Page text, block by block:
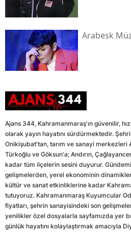
Arabesk
Ajans 344, Kahramanmaraş'ın güvenilir,
olarak yayın hayatını sürdürmektedir.
Onikişubat'tan, tarım ve sanayi merkezleri
Türkoğlu ve Göksun'a; Andırın,
kadar tüm ilçelerin sesini duyurur.
gelişmelerden, yerel ekonominin
kültür ve sanat etkinliklerine kadar
tutuyoruz. Kahramanmaraş Kuyumcular
fiyatları, şehrin sanayisindeki son
yenilikler özel dosyalarla sayfamızda yer
günlük hayatını kolaylaştırmak amacıyla